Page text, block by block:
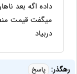
داده اگه بعد
دربياد
رهگذر: پاسخ